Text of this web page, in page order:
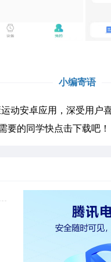
小编寄语
安卓应用，深受用户
要的同学快点击下载吧！